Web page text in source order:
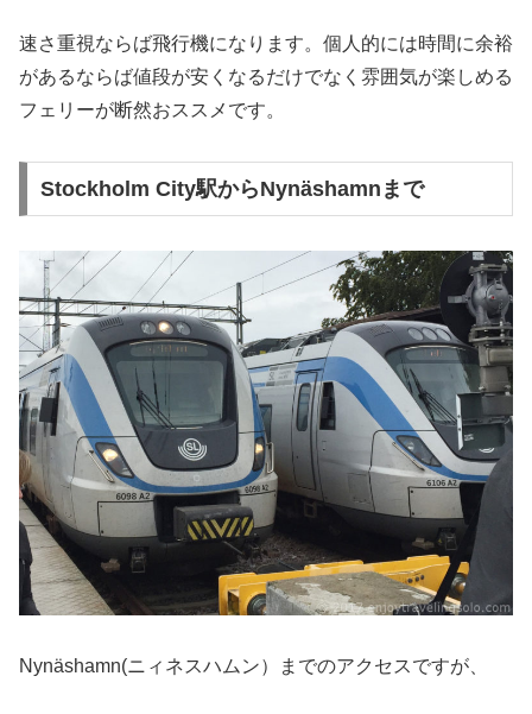
速さ重視ならば飛行機になります。個人的には時間に余裕
があるならば値段が安くなるだけでなく雰囲気が楽しめる
フェリーが断然おススメです。
Stockholm City駅からNynäshamnまで
Nynäshamn(ニィネスハムン）までのアクセスですが、